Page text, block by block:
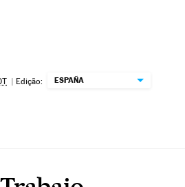
| Edição: ESPAÑA